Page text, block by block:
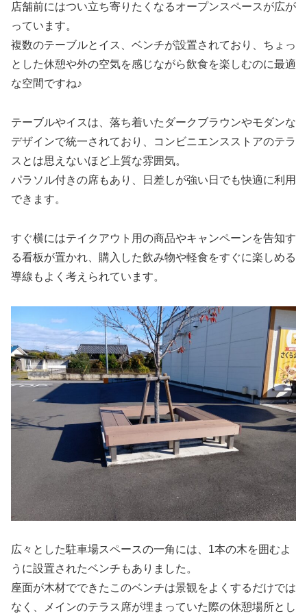
店舗前にはつい立ち寄りたくなるオープンスペースが広が
っています。
複数のテーブルとイス、ベンチが設置されており、ちょっ
とした休憩や外の空気を感じながら飲食を楽しむのに最適
な空間ですね♪
テーブルやイスは、落ち着いたダークブラウンやモダンな
デザインで統一されており、コンビニエンスストアのテラ
スとは思えないほど上質な雰囲気。
パラソル付きの席もあり、日差しが強い日でも快適に利用
できます。
すぐ横にはテイクアウト用の商品やキャンペーンを告知す
る看板が置かれ、購入した飲み物や軽食をすぐに楽しめる
導線もよく考えられています。
広々とした駐車場スペースの一角には、1本の木を囲むよ
うに設置されたベンチもありました。
座面が木材でできたこのベンチは景観をよくするだけでは
なく、メインのテラス席が埋まっていた際の休憩場所とし